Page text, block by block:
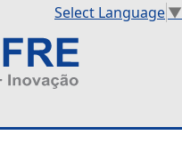
Select Language▼